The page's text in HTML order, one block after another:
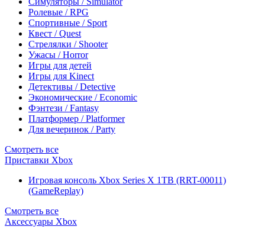
Ролевые / RPG
Спортивные / Sport
Квест / Quest
Стрелялки / Shooter
Ужасы / Horror
Игры для детей
Игры для Kinect
Детективы / Detective
Экономические / Economic
Фэнтези / Fantasy
Платформер / Platformer
Для вечеринок / Party
Смотреть все
Приставки Xbox
Игровая консоль Xbox Series X 1TB (RRT-00011)
(GameReplay)
Смотреть все
Аксессуары Xbox